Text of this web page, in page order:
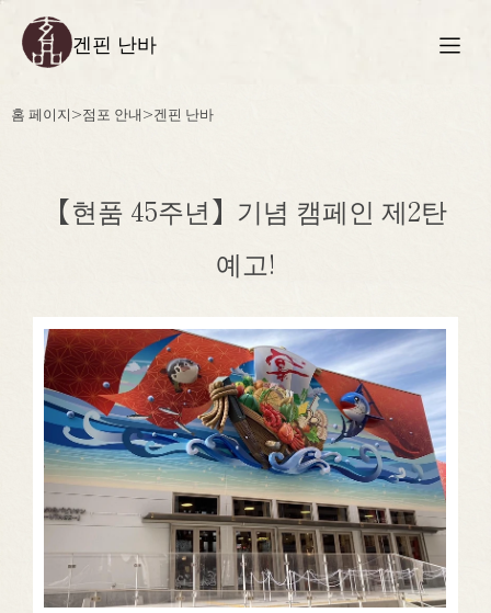
겐핀 난바
홈 페이지>점포 안내>겐핀 난바
【현품 45주년】기념 캠페인 제2탄
예고!